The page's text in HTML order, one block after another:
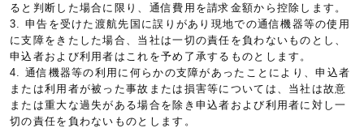
ると判断した場合に限り、通信費用を請求金額から控除します。
3. 申告を受けた渡航先国に誤りがあり現地での通信機器等の使用
に支障をきたした場合、当社は一切の責任を負わないものとし、
申込者および利用者はこれを予め了承するものとします。
4. 通信機器等の利用に何らかの支障があったことにより、申込者
または利用者が被った事故または損害等については、当社は故意
または重大な過失がある場合を除き申込者および利用者に対し一
切の責任を負わないものとします。